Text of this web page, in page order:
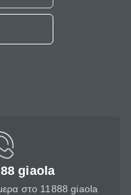
giaola
στο 11888 giaola